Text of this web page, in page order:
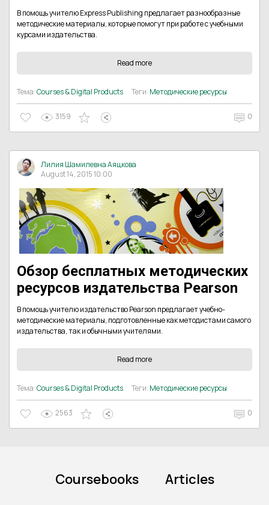
В помощь учителю Express Publishing предлагает разнообразные
методические материалы, которые помогут при работе с учебными
курсами издательства.
Read more
Тема:Courses & Digital Products Теги: Методические ресурсы
3159 0
Лилия Шамилевна Аяцкова
August 14, 2015 10:00
Обзор бесплатных методических
ресурсов издательства Pearson
В помощь учителю издательство Pearson предлагает учебно-
методические материалы, подготовленные как методистами самого
издательства, так и обычными учителями.
Read more
Тема:Courses & Digital Products Теги: Методические ресурсы
2563 0
Coursebooks Articles